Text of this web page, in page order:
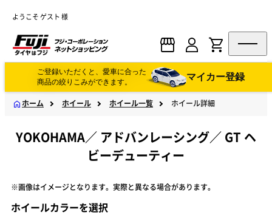
ようこそ ゲスト 様
ご登録いただくと、愛車に合った
商品の絞りこみができます。
マイカー登録
ホーム ホイール ホイール一覧 ホイール詳細
YOKOHAMA／ アドバンレーシング／ GT ヘ
ビーデューティー
※画像はイメージとなります。実際と異なる場合があります。
ホイールカラーを選択